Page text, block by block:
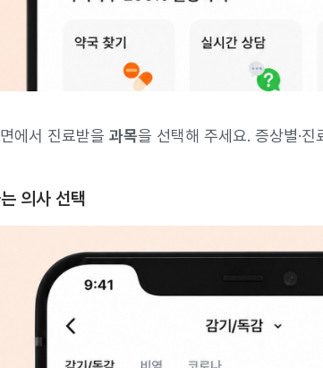
에서 진료받을 과목을 선택해 주세요. 증상별·
의사 선택